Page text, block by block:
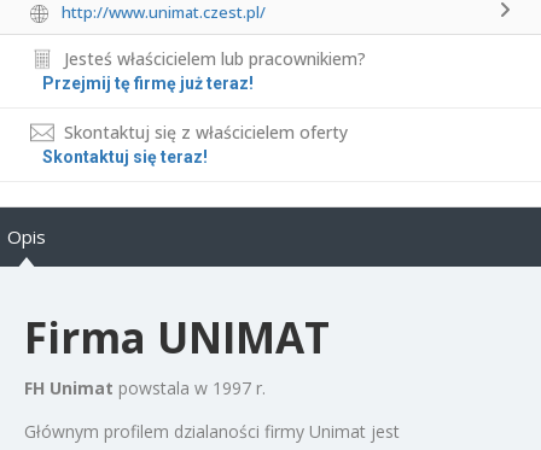
http://www.unimat.czest.pl/
Jesteś właścicielem lub pracownikiem?
Przejmij tę firmę już teraz!
Skontaktuj się z właścicielem oferty
Skontaktuj się teraz!
Opis
Firma UNIMAT
FH Unimat powstala w 1997 r.
Głównym profilem dzialaności firmy Unimat jest